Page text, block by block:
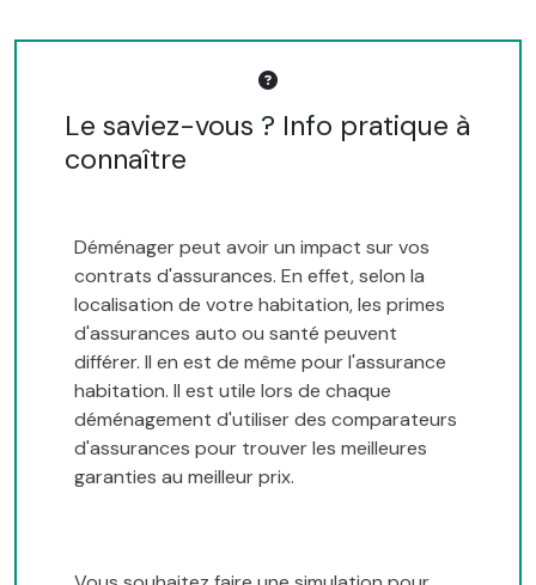
Le saviez-vous ? Info pratique à
connaître
Déménager peut avoir un impact sur vos
contrats d'assurances. En effet, selon la
localisation de votre habitation, les primes
d'assurances auto ou santé peuvent
différer. Il en est de même pour l'assurance
habitation. Il est utile lors de chaque
déménagement d'utiliser des comparateurs
d'assurances pour trouver les meilleures
garanties au meilleur prix.